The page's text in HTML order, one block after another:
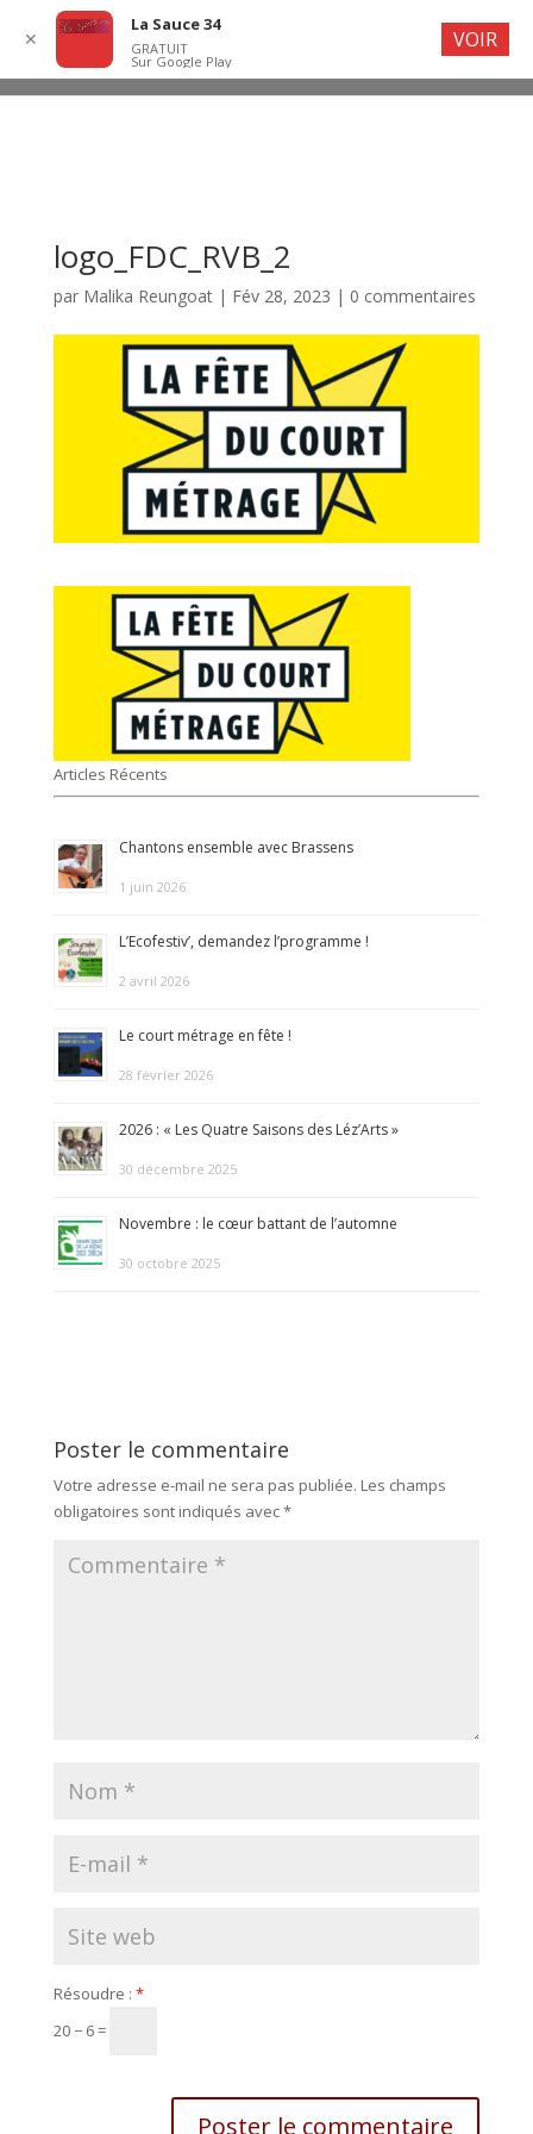
logo_FDC_RVB_2
par Malika Reungoat| Fév 28, 2023 | 0 commentaires
Articles Récents
Chantons ensemble avec Brassens
1 juin 2026
L’Ecofestiv’, demandez l’programme !
2 avril 2026
Le court métrage en fête !
28 février 2026
2026 : « Les Quatre Saisons des Léz’Arts »
30 décembre 2025
Novembre : le cœur battant de l’automne
30 octobre 2025
Poster le commentaire
Votre adresse e-mail ne sera pas publiée. Les champs
obligatoires sont indiqués avec*
Résoudre : *
20 − 6 =
✕
La Sauce 34
GRATUIT
Sur Google Play
VOIR